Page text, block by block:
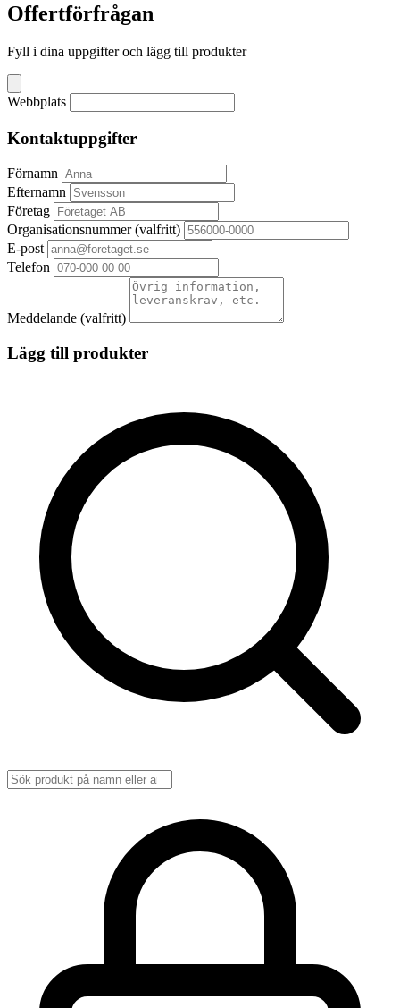
Offertförfrågan
Fyll i dina uppgifter och lägg till produkter
Webbplats
Kontaktuppgifter
Förnamn
Efternamn
Företag
Organisationsnummer(valfritt)
E-post
Telefon
Meddelande (valfritt)
Lägg till produkter